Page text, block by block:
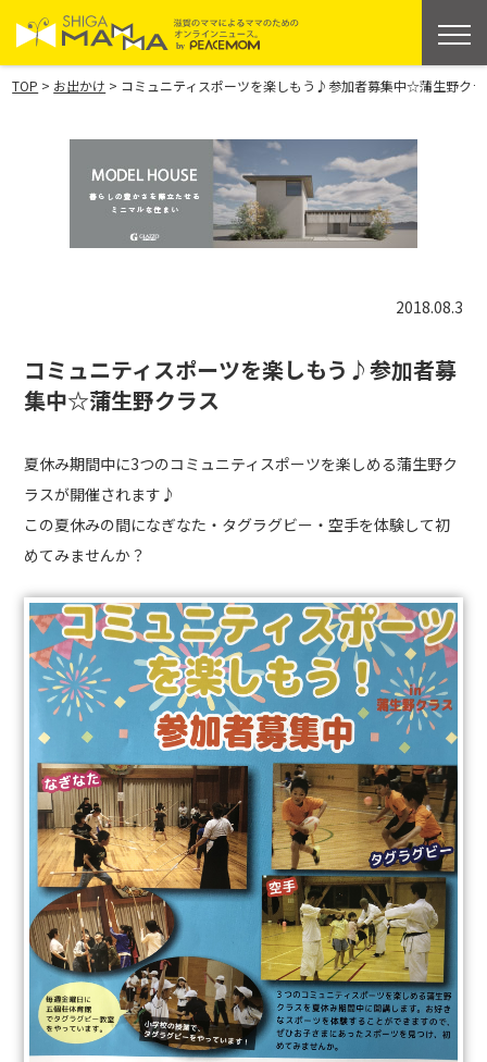
TOP > お出かけ > コミュニティスポーツを楽しもう♪参加者募集中☆蒲生野ク
2018.08.3
コミュニティスポーツを楽しもう♪参加者募
集中☆蒲生野クラス
夏休み期間中に3つのコミュニティスポーツを楽しめる蒲生野ク
ラスが開催されます♪
この夏休みの間になぎなた・タグラグビー・空手を体験して初
めてみませんか？